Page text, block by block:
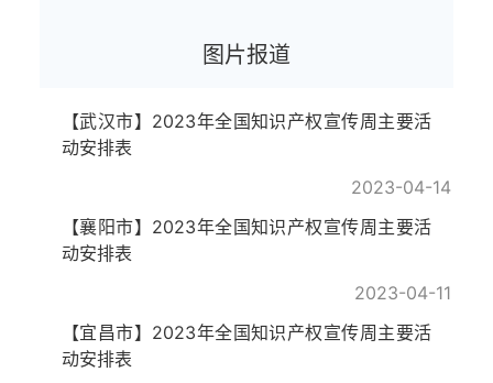
图片报道
【武汉市】2023年全国知识产权宣传周主要活
动安排表
2023-04-14
【襄阳市】2023年全国知识产权宣传周主要活
动安排表
2023-04-11
【宜昌市】2023年全国知识产权宣传周主要活
动安排表